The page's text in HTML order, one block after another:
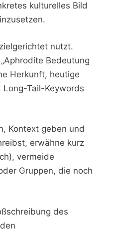
⁤kulturelles⁣ Bild
nutzt.
Bedeutung
Herkunft, ‌heutige‍
Tail-Keywords
Kontext geben und
erwähne kurz
vermeide
⁣Gruppen, die noch
des